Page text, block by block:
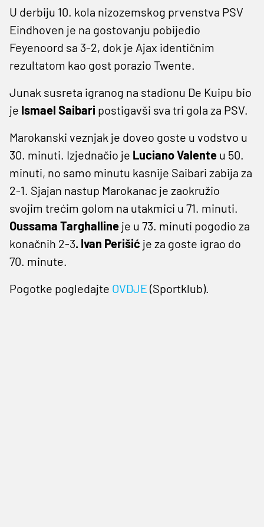
U derbiju 10. kola nizozemskog prvenstva PSV
Eindhoven je na gostovanju pobijedio
Feyenoord sa 3-2, dok je Ajax identičnim
rezultatom kao gost porazio Twente.
Junak susreta igranog na stadionu De Kuipu bio
je Ismael Saibari postigavši sva tri gola za PSV.
Marokanski veznjak je doveo goste u vodstvo u
30. minuti. Izjednačio je Luciano Valente u 50.
minuti, no samo minutu kasnije Saibari zabija za
2-1. Sjajan nastup Marokanac je zaokružio
svojim trećim golom na utakmici u 71. minuti.
Oussama Targhalline je u 73. minuti pogodio za
konačnih 2-3. Ivan Perišić je za goste igrao do
70. minute.
Pogotke pogledajte OVDJE (Sportklub).